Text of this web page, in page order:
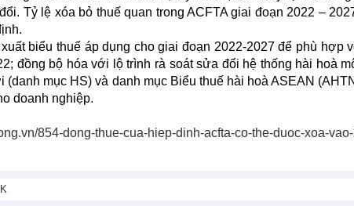
Tỷ lệ xóa bỏ thuế quan trong ACFTA giai đoạn 2022 –
biểu thuế áp dụng cho giai đoạn 2022-2027 để phù
đồng bộ hóa với lộ trình rà soát sửa đổi hệ thống hài hoà
(danh mục HS) và danh mục Biểu thuế hài hoà ASEAN
doanh nghiệp.
854-dong-thue-cua-hiep-dinh-acfta-co-the-duoc-xoa-